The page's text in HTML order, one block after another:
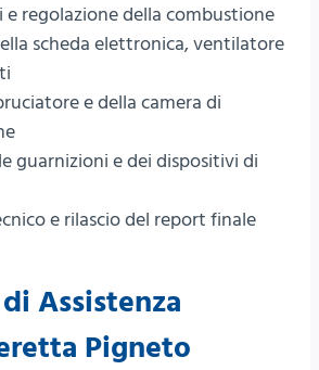
e regolazione della combustione
scheda elettronica, ventilatore
e della camera di
guarnizioni e dei dispositivi di
e rilascio del report finale
Assistenza
Pigneto